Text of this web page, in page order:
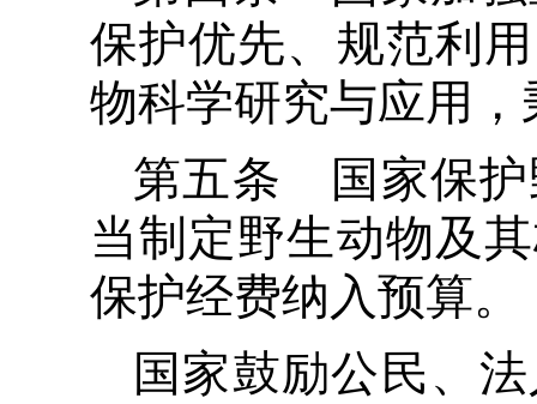
保护优先、规范利
物科学研究与应用
第五条 国家保护
当制定野生动物及
保护经费纳入预算。
国家鼓励公民、